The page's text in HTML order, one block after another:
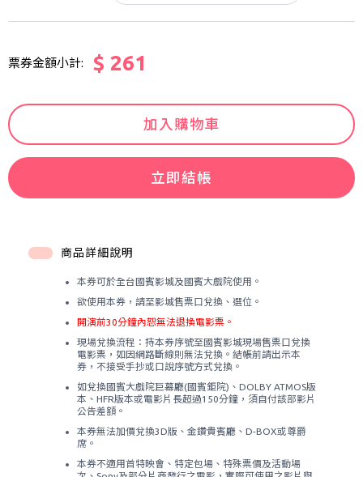
票券金額小計: $ 261
加入購物車
立即結帳
商品詳細說明
本券可於全台國賓影城及國賓大戲院使用。
欲使用本券，請至影城售票口兌換、選位。
開演前30分鐘內恕無法退換電影票。
現場兌換流程：持本券序號至國賓影城現場售票口兌換
電影票，如因網路斷線則無法兌換。結帳前請出示本
券，不接受手抄或口說序號方式兌換。
如兌換國賓大戲院巨幕廳(國賓鉅院)、DOLBY ATMOS版
本、HFR版本或電影片長超過150分鐘，須自付該部影片
公告差額。
本券無法加價兌換3D版、金鑽貴賓廳、D-BOX或尊爵
席。
本券不適用首特映會、特定包場、特殊票價及活動場